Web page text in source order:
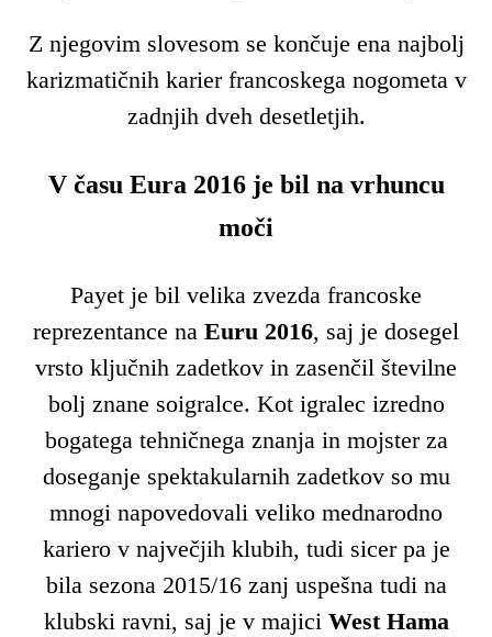
Z njegovim slovesom se končuje ena najbolj
karizmatičnih karier francoskega nogometa v
zadnjih dveh desetletjih.
V času Eura 2016 je bil na vrhuncu
moči
Payet je bil velika zvezda francoske
reprezentance na Euru 2016, saj je dosegel
vrsto ključnih zadetkov in zasenčil številne
bolj znane soigralce. Kot igralec izredno
bogatega tehničnega znanja in mojster za
doseganje spektakularnih zadetkov so mu
mnogi napovedovali veliko mednarodno
kariero v največjih klubih, tudi sicer pa je
bila sezona 2015/16 zanj uspešna tudi na
klubski ravni, saj je v majici West Hama